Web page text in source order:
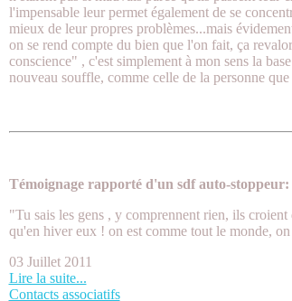
l'impensable leur permet également de se
mieux de leur propres problèmes...mais
on se rend compte du bien que l'on fait, ça
conscience" , c'est simplement à mon sens la
nouveau souffle, comme celle de la personne
Témoignage rapporté d'un sdf auto-stoppeur:
"Tu sais les gens , y comprennent rien, ils
qu'en hiver eux ! on est comme tout le monde,
03 Juillet 2011
Lire la suite...
Contacts associatifs